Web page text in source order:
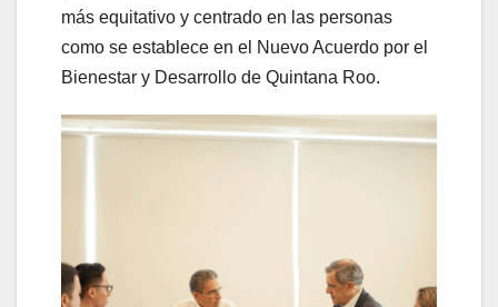
más equitativo y centrado en las personas
como se establece en el Nuevo Acuerdo por el
Bienestar y Desarrollo de Quintana Roo.